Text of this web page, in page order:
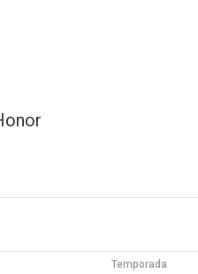
Temporada